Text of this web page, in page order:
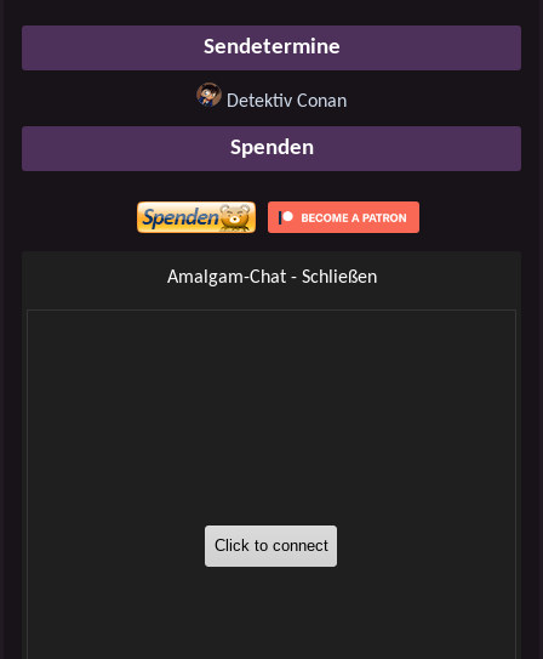
Sendetermine
Detektiv Conan
Spenden
Amalgam-Chat - Schließen